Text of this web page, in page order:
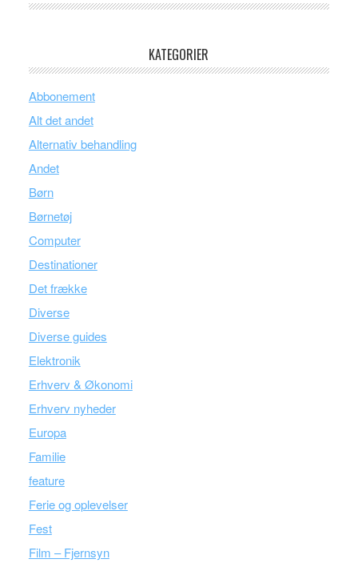
KATEGORIER
Abbonement
Alt det andet
Alternativ behandling
Andet
Børn
Børnetøj
Computer
Destinationer
Det frække
Diverse
Diverse guides
Elektronik
Erhverv & Økonomi
Erhverv nyheder
Europa
Familie
feature
Ferie og oplevelser
Fest
Film – Fjernsyn